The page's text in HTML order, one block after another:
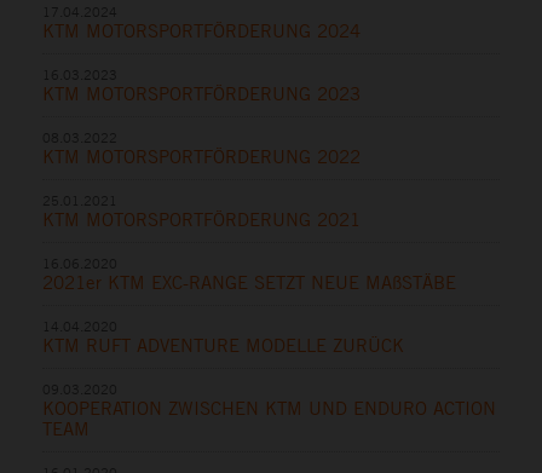
KTM MOTORSPORTFÖRDERUNG 2024
KTM MOTORSPORTFÖRDERUNG 2023
KTM MOTORSPORTFÖRDERUNG 2022
KTM MOTORSPORTFÖRDERUNG 2021
2021er KTM EXC-RANGE SETZT NEUE MAßSTÄBE
KTM RUFT ADVENTURE MODELLE ZURÜCK
KOOPERATION ZWISCHEN KTM UND ENDURO ACTION
TEAM